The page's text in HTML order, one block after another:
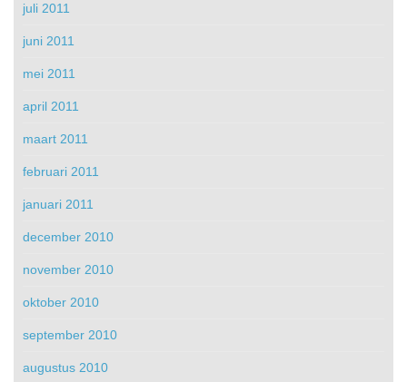
juli 2011
juni 2011
mei 2011
april 2011
maart 2011
februari 2011
januari 2011
december 2010
november 2010
oktober 2010
september 2010
augustus 2010